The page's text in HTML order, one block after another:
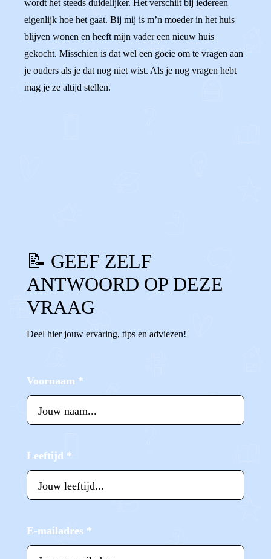
wordt het steeds duidelijker. Het verschilt bij iedereen
eigenlijk hoe het gaat. Bij mij is m’n moeder in het huis
blijven wonen en heeft mijn vader een nieuw huis
gekocht. Misschien is dat wel een goeie om te vragen aan
je ouders als je dat nog niet wist. Als je nog vragen hebt
mag je ze altijd stellen.
📝 GEEF ZELF
ANTWOORD OP DEZE
VRAAG
Deel hier jouw ervaring, tips en adviezen!
Voornaam *
Leeftijd *
E-mailadres *